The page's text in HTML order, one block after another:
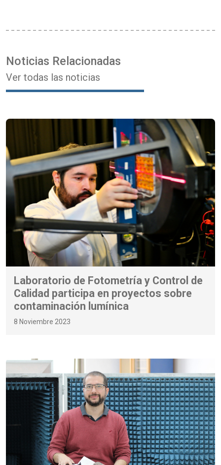
Noticias Relacionadas
Ver todas las noticias
Laboratorio de Fotometría y Control de
Calidad participa en proyectos sobre
contaminación lumínica
8 Noviembre 2023